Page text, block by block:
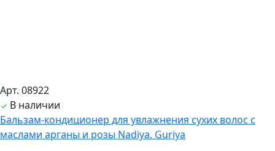
Арт. 08922
В наличии
Бальзам-кондиционер для увлажнения сухих волос с
маслами арганы и розы Nadiya. Guriya